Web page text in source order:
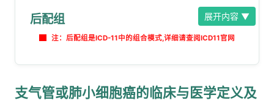
后配组
注：后配组是ICD-11中的组合模式,详细请查阅ICD11官网
展开内容 ▼
支气管或肺小细胞癌的临床与医学定义及